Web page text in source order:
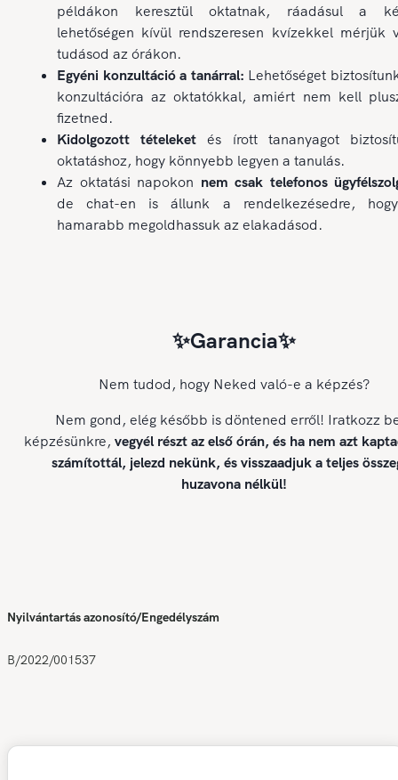
példákon keresztül oktatnak, ráadásul a
lehetőségen kívül rendszeresen kvízekkel mérjük
tudásod az órákon.
Egyéni konzultáció a tanárral: Lehetőséget
konzultációra az oktatókkal, amiért nem kell
fizetned.
Kidolgozott tételeket és írott tananyagot
oktatáshoz, hogy könnyebb legyen a tanulás.
Az oktatási napokon nem csak telefonos
de chat-en is állunk a rendelkezésedre,
hamarabb megoldhassuk az elakadásod.
✨Garancia✨
Nem tudod, hogy Neked való-e a képzés?
Nem gond, elég később is döntened erről! Iratkozz
képzésünkre, vegyél részt az első órán, és ha nem azt
számítottál, jelezd nekünk, és visszaadjuk a teljes
huzavona nélkül!
Nyilvántartás azonosító/Engedélyszám
B/2022/001537